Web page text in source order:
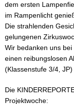
dem ersten
im Rampenlicht
Die strahlenden
gelungenen
Wir bedanken uns
einen reibungslosen
(Klassenstufe 3/4, JP)
Die
Projektwoche:
Kollegium
Mitarbeiter
Gremien
an der
HTG
Elternbeirat